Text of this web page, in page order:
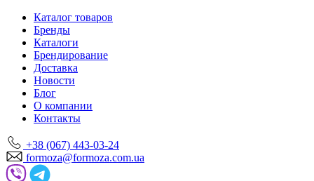
Каталог товаров
Бренды
Каталоги
Брендирование
Доставка
Новости
Блог
О компании
Контакты
+38 (067) 443-03-24
formoza@formoza.com.ua